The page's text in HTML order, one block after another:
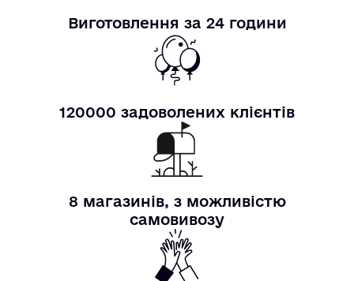
Виготовлення за 24 години
120000 задоволених клієнтів
8 магазинів, з можливістю
самовивозу